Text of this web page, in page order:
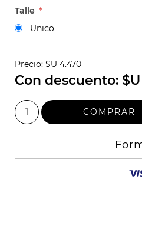
Talle *
Unico
Precio: $U 4.470
Con descuento: $U